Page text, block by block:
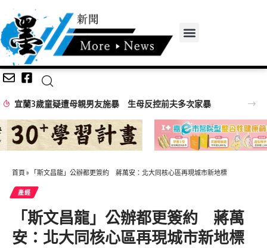
首頁 » 「斯文昌龍」公辦都更簽約 蔣萬安：北大同核心區再現城市新地標
產經
「斯文昌龍」公辦都更簽約 蔣萬
安：北大同核心區再現城市新地標